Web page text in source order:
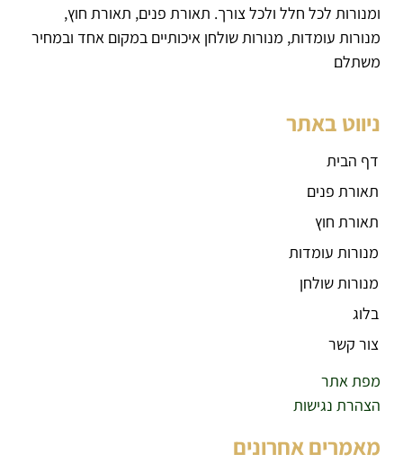
ומנורות לכל חלל ולכל צורך. תאורת פנים, תאורת חוץ,
מנורות עומדות, מנורות שולחן איכותיים במקום אחד ובמחיר
משתלם
ניווט באתר
דף הבית
תאורת פנים
תאורת חוץ
מנורות עומדות
מנורות שולחן
בלוג
צור קשר
מפת אתר
הצהרת נגישות
מאמרים אחרונים